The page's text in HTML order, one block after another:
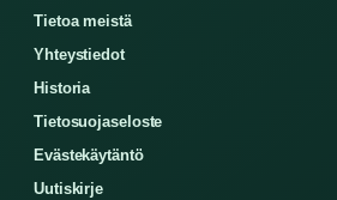
Tietoa meistä
Yhteystiedot
Historia
Tietosuojaseloste
Evästekäytäntö
Uutiskirje